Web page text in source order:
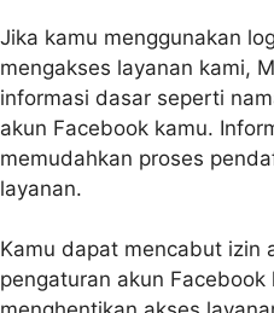
Jika kamu menggunakan
mengakses layanan kami,
informasi dasar seperti
akun Facebook kamu.
memudahkan proses
layanan.
Kamu dapat mencabut izin
pengaturan akun